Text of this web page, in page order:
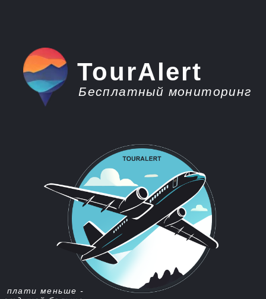
Горящие туры из
Петропавловска-
Камчатского в
Таиланд
Запусти бесплатный мониторинг цен
на туры с уведомлением в Телеграм
TourAlert
Бесплатный мониторинг